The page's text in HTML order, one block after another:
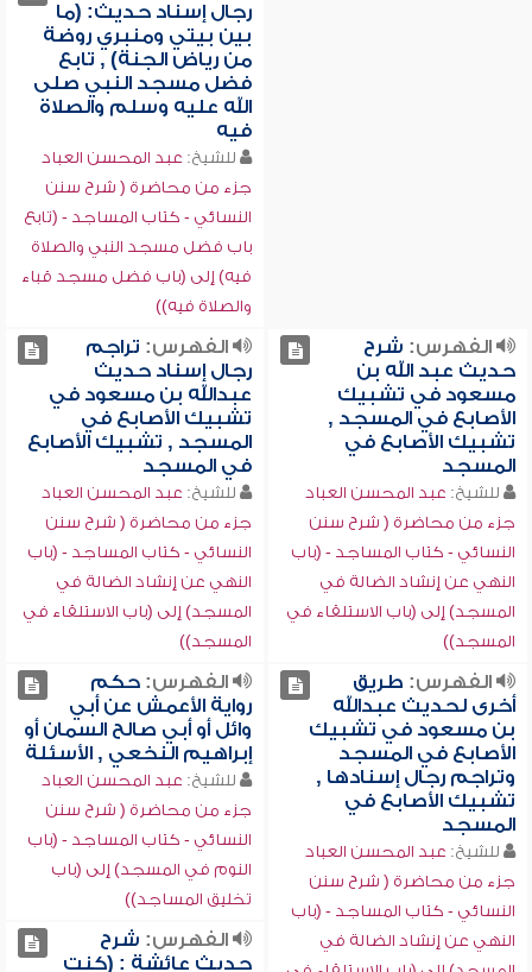
رجال إسناد حديث: (ما
بين بيتي ومنبري روضة
من رياض الجنة) , تابع
فضل مسجد النبي صلى
الله عليه وسلم والصلاة
فيه
للشيخ: عبد المحسن العباد
جزء من محاضرة ( شرح سنن
النسائي - كتاب المساجد - (تابع
باب فضل مسجد النبي والصلاة
فيه) إلى (باب فضل مسجد قباء
والصلاة فيه))
الفهرس: شرح
حديث عبد الله بن
مسعود في تشبيك
الأصابع في المسجد ,
تشبيك الأصابع في
المسجد
للشيخ: عبد المحسن العباد
جزء من محاضرة ( شرح سنن
النسائي - كتاب المساجد - (باب
النهي عن إنشاد الضالة في
المسجد) إلى (باب الاستلقاء في
المسجد))
الفهرس: تراجم
رجال إسناد حديث
عبدالله بن مسعود في
تشبيك الأصابع في
المسجد , تشبيك الأصابع
في المسجد
للشيخ: عبد المحسن العباد
جزء من محاضرة ( شرح سنن
النسائي - كتاب المساجد - (باب
النهي عن إنشاد الضالة في
المسجد) إلى (باب الاستلقاء في
المسجد))
الفهرس: طريق
أخرى لحديث عبدالله
بن مسعود في تشبيك
الأصابع في المسجد
وتراجم رجال إسنادها ,
تشبيك الأصابع في
المسجد
للشيخ: عبد المحسن العباد
جزء من محاضرة ( شرح سنن
النسائي - كتاب المساجد - (باب
النهي عن إنشاد الضالة في
الفهرس:حكم
رواية الأعمش عن أبي
وائل أو أبي صالح السمان أو
إبراهيم النخعي , الأسئلة
للشيخ: عبد المحسن العباد
جزء من محاضرة ( شرح سنن
النسائي - كتاب المساجد - (باب
النوم في المسجد) إلى (باب
تخليق المساجد))
الفهرس: شرح
حديث عائشة : (كنت